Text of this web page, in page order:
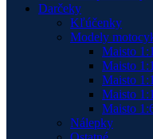
Darčeky
Kľúčenky
Modely
Maisto
Maisto
Maisto
Maisto
Maisto
Nálepky